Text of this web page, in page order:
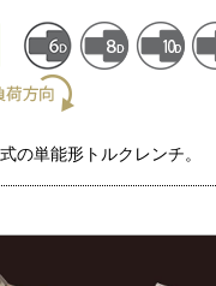
の単能形トルクレンチ。